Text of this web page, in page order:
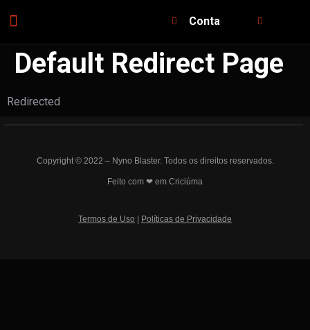
Conta
Default Redirect Page
Redirected
Copyright © 2022 – Nyno Blaster. Todos os direitos reservados.
Feito com ❤ em Criciúma
Termos de Uso | Políticas de Privacidade